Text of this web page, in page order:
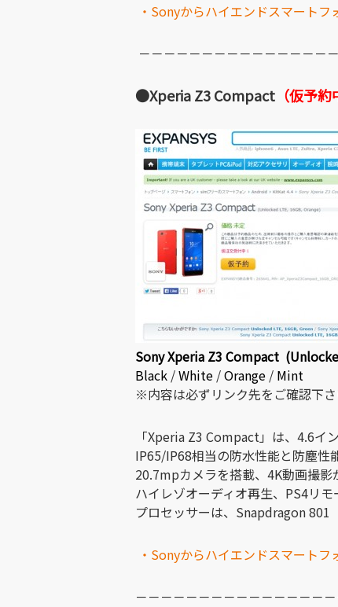
・Sonyからハイエンドスマート
－－－－－－－－－－－－－－－
●Xperia Z3 Compact （仮予約
Sony Xperia Z3 Compact
Black /White /Orange / Mint
※内容は必ずリンク先をご確認下さ
「Xperia Z3 Compact」は、4.6イ
IP65/IP68相当の防水性能と防塵性
20.7mpカメラを搭載、4K動画撮影
ハイレゾオーディオ再生、PS4リモ
プロセッサーは、Snapdragon 801
・Sonyからハイエンドスマート
－－－－－－－－－－－－－－－